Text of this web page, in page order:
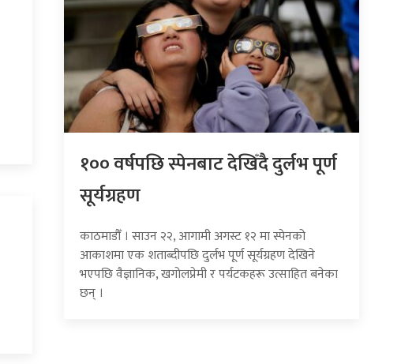
१०० वर्षपछि स्पेनबाट देखिँदै दुर्लभ पूर्ण
सूर्यग्रहण
काठमाडौँ । साउन २२, आगामी अगस्ट १२ मा स्पेनको
आकाशमा एक शताब्दीपछि दुर्लभ पूर्ण सूर्यग्रहण देखिने
भएपछि वैज्ञानिक, खगोलप्रेमी र पर्यटकहरू उत्साहित बनेका
छन् ।